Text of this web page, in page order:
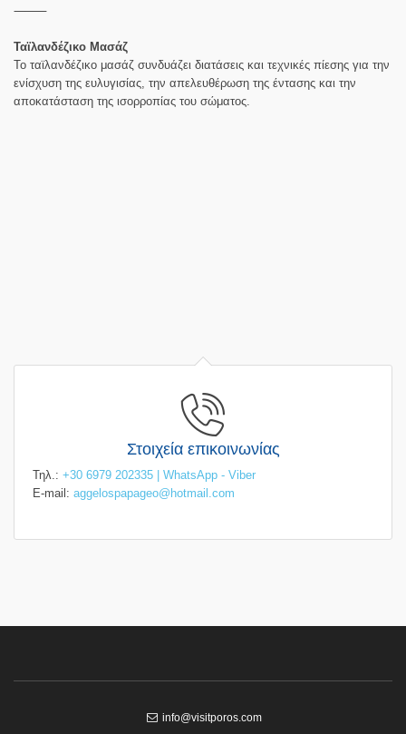
⸻
Ταϊλανδέζικο Μασάζ
Το ταϊλανδέζικο μασάζ συνδυάζει διατάσεις και τεχνικές πίεσης για την
ενίσχυση της ευλυγισίας, την απελευθέρωση της έντασης και την
αποκατάσταση της ισορροπίας του σώματος.
Στοιχεία επικοινωνίας
Τηλ.: +30 6979 202335 | WhatsApp - Viber
E-mail: aggelospapageo@hotmail.com
info@visitporos.com